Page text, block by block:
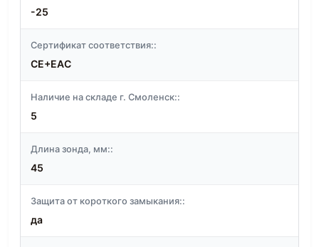
-25
Сертификат соответствия::
CE+EAC
Наличие на складе г. Смоленск::
5
Длина зонда, мм::
45
Защита от короткого замыкания::
да